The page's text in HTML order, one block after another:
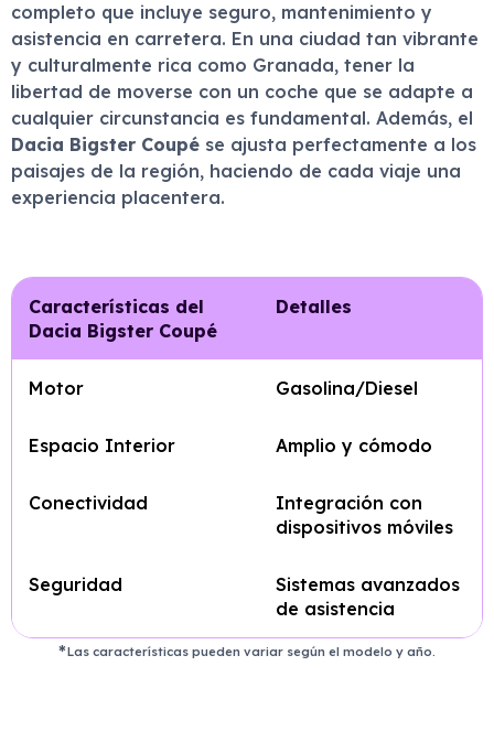
completo que incluye seguro, mantenimiento y
asistencia en carretera. En una ciudad tan vibrante
y culturalmente rica como Granada, tener la
libertad de moverse con un coche que se adapte a
cualquier circunstancia es fundamental. Además, el
Dacia Bigster Coupé se ajusta perfectamente a los
paisajes de la región, haciendo de cada viaje una
experiencia placentera.
Características del
Dacia Bigster Coupé
Detalles
Motor Gasolina/Diesel
Espacio Interior Amplio y cómodo
Conectividad
Integración con
dispositivos móviles
Seguridad
Sistemas avanzados
de asistencia
Las características pueden variar según el modelo y año.